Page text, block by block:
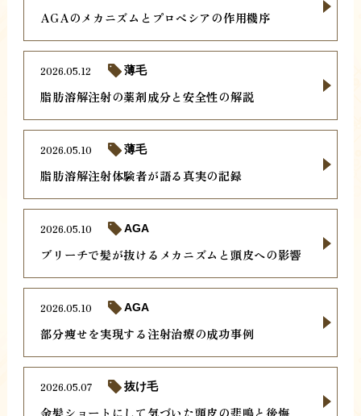
AGAのメカニズムとプロペシアの作用機序
脂肪溶解注射の薬剤成分と安全性の解説
2026.05.12 薄毛
脂肪溶解注射体験者が語る真実の記録
2026.05.10 薄毛
ブリーチで髪が抜けるメカニズムと頭皮への影響
2026.05.10 AGA
部分痩せを実現する注射治療の成功事例
2026.05.10 AGA
金髪ショートにして気づいた頭皮の悲鳴と後悔
2026.05.07 抜け毛